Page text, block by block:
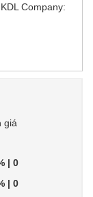
Company:
giá
| 0
| 0